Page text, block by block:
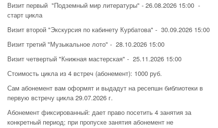
Визит первый "Подземный мир литературы" - 26.08.2026 15:00 -
старт цикла
Визит второй "Экскурсия по кабинету Курбатова" - 30.09.2026 15:00
Визит третий "Музыкальное лото" - 28.10.2026 15:00
Визит четвертый "Книжная мастерская" - 25.11.2026 15:00
Стоимость цикла из 4 встреч (абонемент): 1000 руб.
Сам абонемент вам оформят и выдадут на ресепшн библиотеки в
первую встречу цикла 29.07.2026 г.
Абонемент фиксированный: дает право посетить 4 занятия за
конкретный период; при пропуске занятия абонемент не